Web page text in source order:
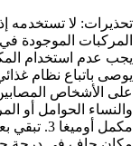
تحذيرات: لا تستخدمه
المركبات الموجودة في
يجب عدم استخدام
يوصى باتباع نظام
على الأشخاص المصابين
والنساء الحوامل أو
مكمل